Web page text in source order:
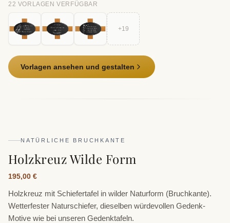
22 VORLAGE N VERFÜGBAR
+19
Vorlagen ansehen und gestalten
NATÜRLICHE BRUCHKANTE
Holzkreuz Wilde Form
195,00 €
Holzkreuz mit Schiefertafel in wilder Naturform (Bruchkante).
Wetterfester Naturschiefer, dieselben würdevollen Gedenk-
Motive wie bei unseren Gedenktafeln.